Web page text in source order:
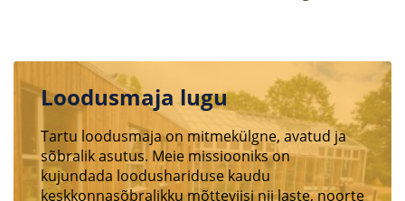
Loodusmaja lugu
Tartu loodusmaja on mitmekülgne, avatud ja
sõbralik asutus. Meie missiooniks on
kujundada loodushariduse kaudu
keskkonnasõbralikku mõtteviisi nii laste, noorte